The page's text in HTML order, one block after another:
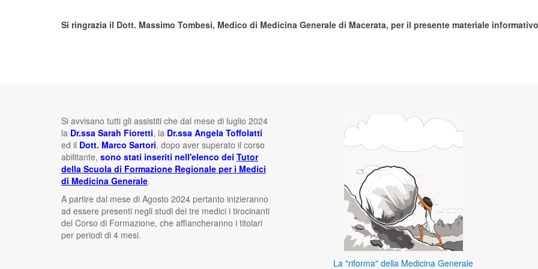
Si ringrazia il Dott. Massimo Tombesi, Medico di Medicina Generale di Macerata, per il presente materiale
Si avvisano tutti gli assistiti che dal mese di luglio 2024
la Dr.ssa Sarah Fioretti, la Dr.ssa Angela Toffolatti
ed il Dott. Marco Sartori, dopo aver superato il corso
abilitante, sono stati inseriti nell'elenco dei Tutor
della Scuola di Formazione Regionale per i Medici
di Medicina Generale.
A partire dal mese di Agosto 2024 pertanto inizieranno
ad essere presenti negli studi dei tre medici i tirocinanti
del Corso di Formazione, che affiancheranno i titolari
per periodi di 4 mesi.
La "riforma" della Medicina Generale